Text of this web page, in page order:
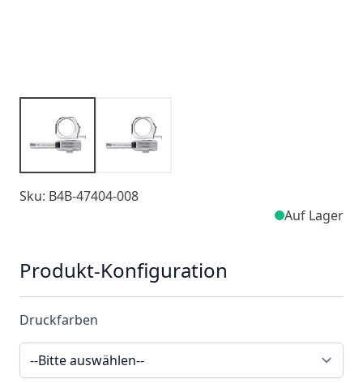
Sku: B4B-47404-008
Auf Lager
Produkt-Konfiguration
Druckfarben